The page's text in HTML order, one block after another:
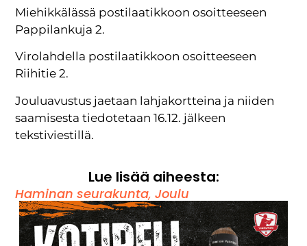
Miehikkälässä postilaatikkoon osoitteeseen
Pappilankuja 2.
Virolahdella postilaatikkoon osoitteeseen
Riihitie 2.
Jouluavustus jaetaan lahjakortteina ja niiden
saamisesta tiedotetaan 16.12. jälkeen
tekstiviestillä.
Lue lisää aiheesta:
Haminan seurakunta,Joulu